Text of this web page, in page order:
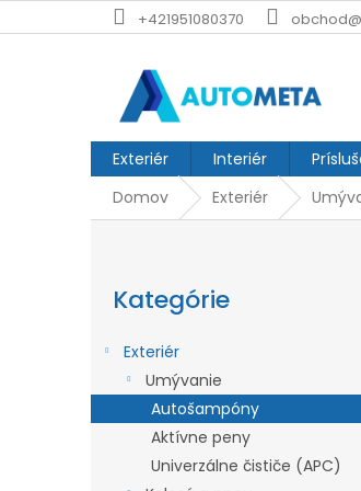
na
+421951080370
Exteriér Interiér
Domov
Exteriér
ý
p
a
kategórie
Kategórie
Exteriér
Umývanie
Autošampóny
Aktívne peny
Univerzálne čističe (APC)